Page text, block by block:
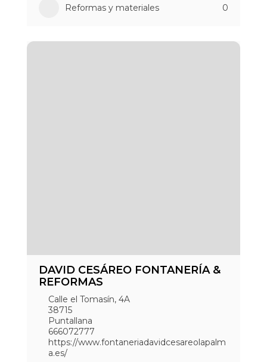
Reformas y materiales 0
DAVID CESÁREO FONTANERÍA &
REFORMAS
Calle el Tomasín, 4A
38715
Puntallana
666072777
https://www.fontaneriadavidcesareolapalm
a.es/